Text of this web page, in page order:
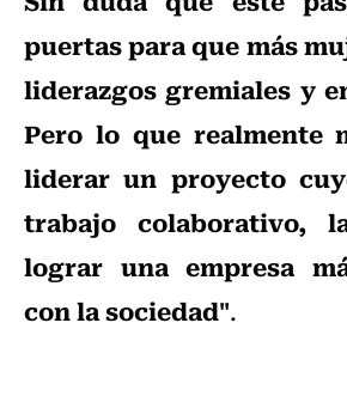
puertas para que más
liderazgos gremiales y
Pero lo que realmente
liderar un proyecto
trabajo colaborativo,
lograr una empresa
con la sociedad".